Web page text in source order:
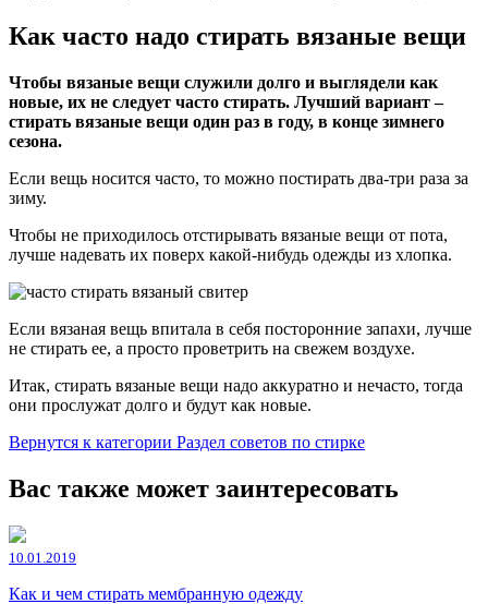
Как часто надо стирать вязаные вещи
Чтобы вязаные вещи служили долго и выглядели как
новые, их не следует часто стирать. Лучший вариант –
стирать вязаные вещи один раз в году, в конце зимнего
сезона.
Если вещь носится часто, то можно постирать два-три раза за
зиму.
Чтобы не приходилось отстирывать вязаные вещи от пота,
лучше надевать их поверх какой-нибудь одежды из хлопка.
Если вязаная вещь впитала в себя посторонние запахи, лучше
не стирать ее, а просто проветрить на свежем воздухе.
Итак, стирать вязаные вещи надо аккуратно и нечасто, тогда
они прослужат долго и будут как новые.
Вернутся к категории Раздел советов по стирке
Вас также может заинтересовать
10.01.2019
Как и чем стирать мембранную одежду